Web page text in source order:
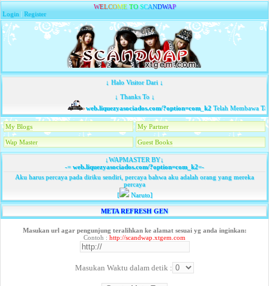
WELCOME TO SCANDWAP
Login |Register
↓ Halo Visitor Dari ↓
↓ Thanks To ↓
web.liquezyasociados.com/?option=com_k2Telah Membawa
My Blogs My Partner
Wap Master Guest Books
↓WAPMASTER BY↓
-=web.liquezyasociados.com/?option=com_k2=-
Aku harus percaya pada diriku sendiri, percaya bahwa aku adalah orang yang mereka
percaya
[
Naruto]
META REFRESH GEN
Masukan url agar pengunjung teralihkan ke alamat sesuai yg anda inginkan:
Contoh : http://scandwap.xtgem.com
Masukan Waktu dalam detik :